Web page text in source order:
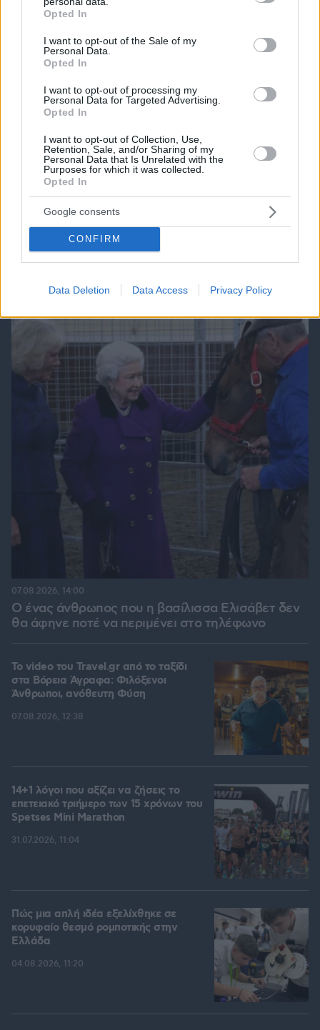
grant or deny consent to Google and its third-party tags to
use your data for below specified purposes in below Google
consent section.
Opted In
I want to opt-out of the Sale of my
Personal Data.
Opted In
I want to opt-out of processing my
Personal Data for Targeted Advertising.
Opted In
I want to opt-out of Collection, Use,
Retention, Sale, and/or Sharing of my
Personal Data that Is Unrelated with the
Purposes for which it was collected.
Opted In
Google consents
CONFIRM
Data Deletion Data Access Privacy Policy
Όταν η θωρακισμένη BMW δεν κατάφερε να
προστατεύσει τον Ζαμπούνη από τις σφαίρες
πριν μία ώρα
Ο ένας άνθρωπος που η βασίλισσα Ελισάβετ δεν
θα άφηνε ποτέ να περιμένει στο τηλέφωνο
07.08.2026, 14:00
To video του Travel.gr από το ταξίδι
στα Βόρεια Άγραφα: Φιλόξενοι
Άνθρωποι, ανόθευτη Φύση
07.08.2026, 12:38
14+1 λόγοι που αξίζει να ζήσεις το
επετειακό τριήμερο των 15 χρόνων του
Spetses Mini Marathon
31.07.2026, 11:04
Πώς μια απλή ιδέα εξελίχθηκε σε
κορυφαίο θεσμό ρομποτικής στην
Ελλάδα
04.08.2026, 11:20